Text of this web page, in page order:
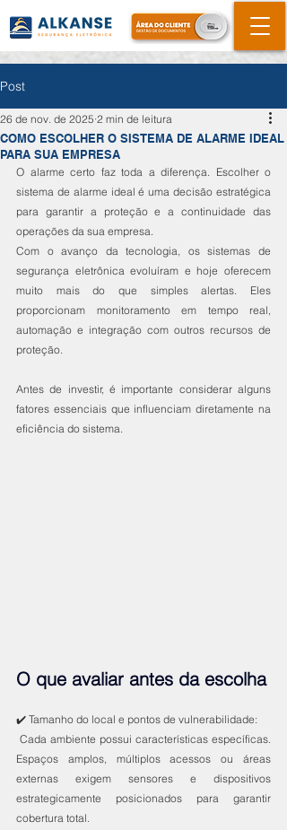
Post
COMO ESCOLHER O SISTEMA DE ALARME IDEAL
PARA SUA EMPRESA
26 de nov. de 2025 2 min de leitura
O alarme certo faz toda a diferença. Escolher o
sistema de alarme ideal é uma decisão estratégica
para garantir a proteção e a continuidade das
operações da sua empresa.
Com o avanço da tecnologia, os sistemas de
segurança eletrônica evoluíram e hoje oferecem
muito mais do que simples alertas. Eles
proporcionam monitoramento em tempo real,
automação e integração com outros recursos de
proteção.
Antes de investir, é importante considerar alguns
fatores essenciais que influenciam diretamente na
eficiência do sistema.
O que avaliar antes da escolha
✔️ Tamanho do local e pontos de vulnerabilidade:
Espaços amplos, múltiplos acessos ou áreas
externas exigem sensores e dispositivos
estrategicamente posicionados para garantir
cobertura total.